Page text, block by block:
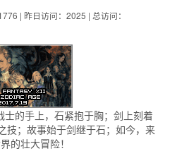
[登陆] [注册]
| 昨日访问：2025 | 总访问：
士的手上，石紧抱于胸；剑上刻着
技；故事始于剑继于石；如今，来
的壮大冒险！